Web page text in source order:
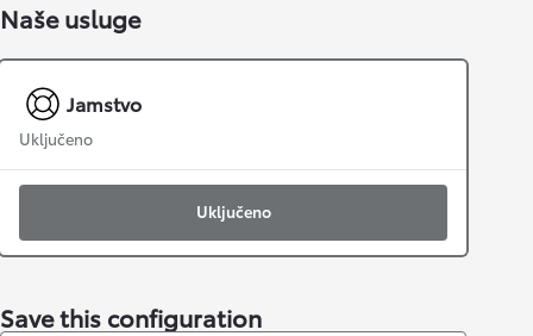
Naše usluge
Jamstvo
Uključeno
Uključeno
Save this configuration